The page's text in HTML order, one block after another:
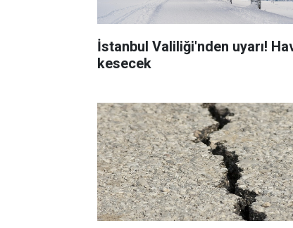
İstanbul Valiliği'nden uyarı!
kesecek